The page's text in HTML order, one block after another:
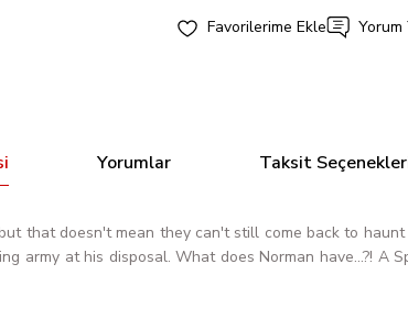
Yorum
Yorumlar Taksit
that doesn't mean they can't still come back to
at his disposal. What does Norman have...?! A